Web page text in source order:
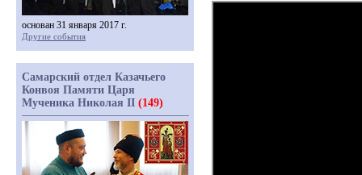
основан 31 января 2017 г.
Другие события
Самарский отдел Казачьего
Конвоя Памяти Царя
Мученика Николая II (149)